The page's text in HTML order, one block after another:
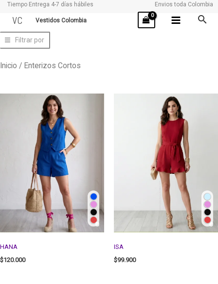
contenido
Tiempo Entrega 4-7 días hábiles Envios toda Colombia
VC Vestidos Colombia
Filtrar por
Inicio / Enterizos Cortos
HANA
$120.000
ISA
$99.900